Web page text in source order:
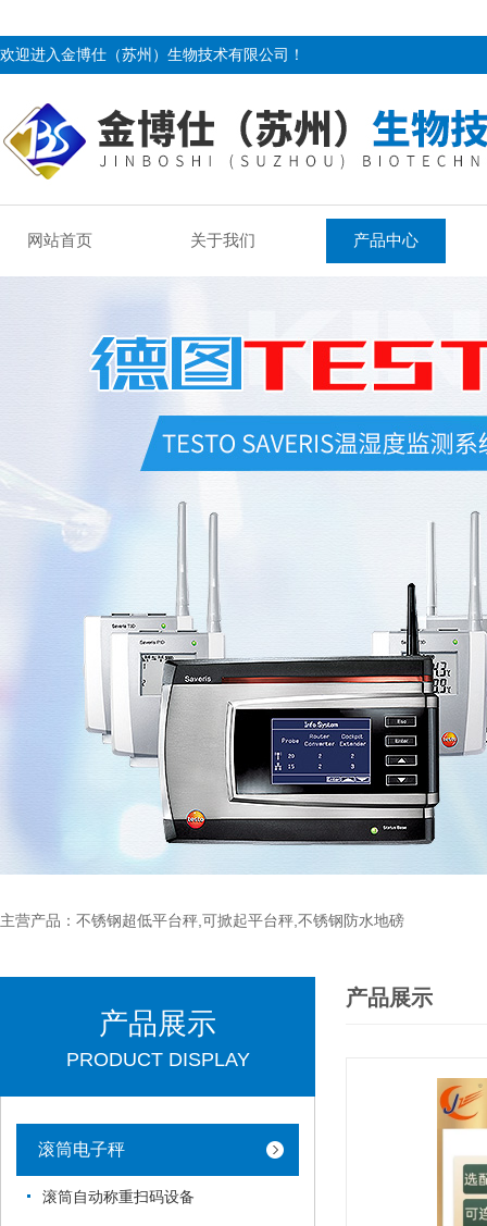
欢迎进入金博仕（苏州）生物技术有限公司！
网站首页 关于我们 产品中心
主营产品：不锈钢超低平台秤,可掀起平台秤,不锈钢防水地磅
产品展示
PRODUCT DISPLAY
滚筒电子秤
滚筒自动称重扫码设备
产品展示